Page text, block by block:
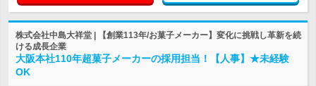
株式会社中島大祥堂 | 【創業113年/お菓子メーカー】変化に挑戦し革新を続
ける成長企業
大阪本社110年超菓子メーカーの採用担当！【人事】★未経験
OK